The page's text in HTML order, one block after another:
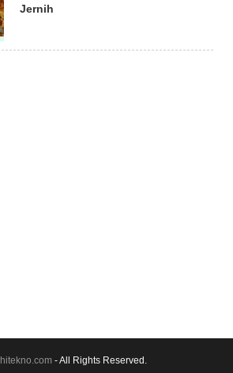
Jernih
hitekno.com- All Rights Reserved.